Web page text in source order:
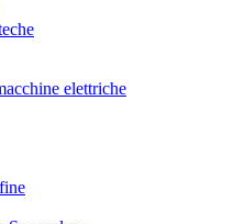
elettriche